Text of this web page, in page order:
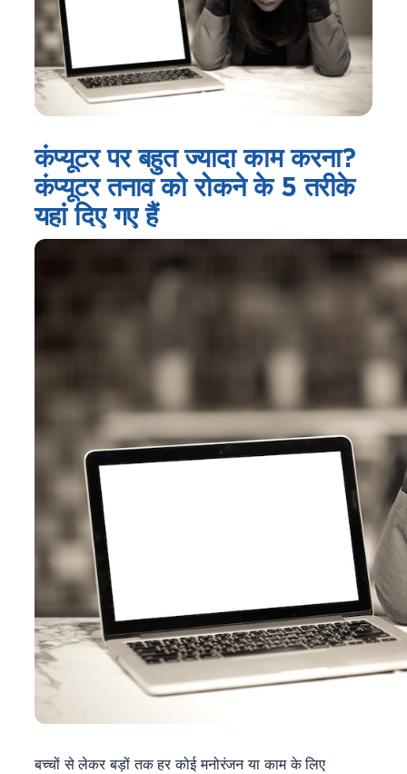
कंप्यूटर पर बहुत ज्यादा काम करना?
कंप्यूटर तनाव को रोकने के 5 तरीके
यहां दिए गए हैं
बच्चों से लेकर बड़ों तक हर कोई मनोरंजन या काम के लिए